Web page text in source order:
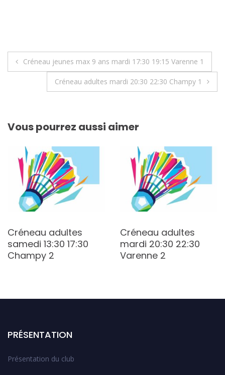
Navigation
Créneau jeunes max 9 ans mardi 17:30 19:15 Varenne 1
Créneau adultes mardi 20:30 22:30 Champy 1
Vous pourrez aussi aimer
Créneau adultes
samedi 13:30 17:30
Champy 2
Créneau adultes
mardi 20:30 22:30
Varenne 2
PRÉSENTATION
Présentation du club